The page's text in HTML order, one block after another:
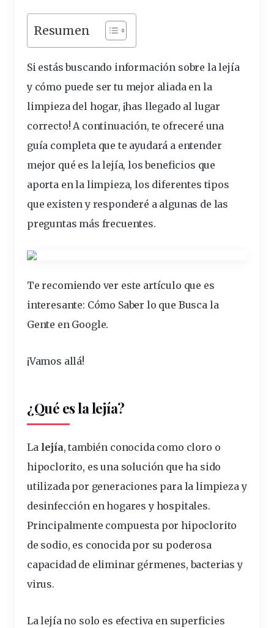
Resumen
Si estás buscando información sobre la lejía
y cómo puede ser tu mejor aliada en la
limpieza del hogar, ¡has llegado al lugar
correcto! A continuación, te ofreceré una
guía completa que te ayudará a entender
mejor qué es la lejía, losbeneficios que
aporta en la limpieza, los diferentes tipos
que existen y responderé a algunas de las
preguntas más frecuentes.
Te recomiendo ver este artículo que es
interesante: Cómo Saber lo que Busca la
Gente en Google.
¡Vamos allá!
¿Qué es la lejía?
La lejía, también conocida como cloro o
hipoclorito, es una solución que ha sido
utilizada por generaciones para la limpieza y
desinfección en hogares y hospitales.
Principalmente compuesta por hipoclorito
de sodio, es conocida por su poderosa
capacidad de eliminar gérmenes, bacterias y
virus.
La lejía no solo es efectiva en superficies